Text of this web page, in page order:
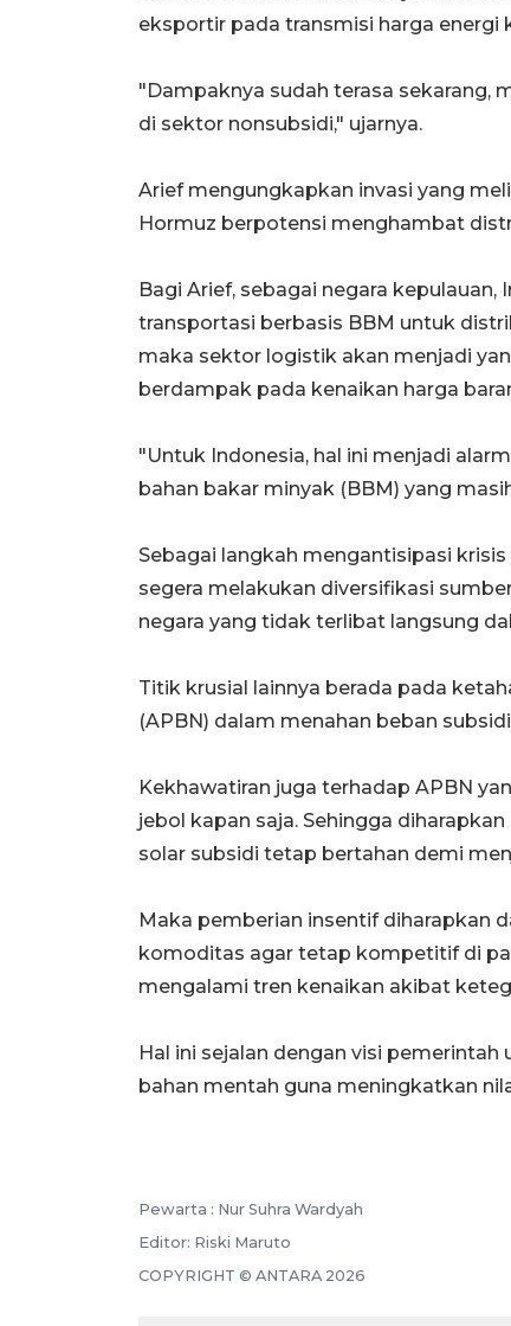
eksportir pada transmisi harga energi
"Dampaknya sudah terasa sekarang,
di sektor nonsubsidi," ujarnya.
Arief mengungkapkan invasi yang
Hormuz berpotensi menghambat
Bagi Arief, sebagai negara
transportasi berbasis BBM untuk
maka sektor logistik akan menjadi
berdampak pada kenaikan harga
"Untuk Indonesia, hal ini menjadi
bahan bakar minyak (BBM) yang
Sebagai langkah mengantisipasi
segera melakukan diversifikasi
negara yang tidak terlibat langsung
Titik krusial lainnya berada pada
(APBN) dalam menahan beban
Kekhawatiran juga terhadap APBN
jebol kapan saja. Sehingga
solar subsidi tetap bertahan demi
Maka pemberian insentif diharapkan
komoditas agar tetap kompetitif di
mengalami tren kenaikan akibat
Hal ini sejalan dengan visi
bahan mentah guna meningkatkan
Pewarta : Nur Suhra Wardyah
Editor: Riski Maruto
COPYRIGHT © ANTARA 2026